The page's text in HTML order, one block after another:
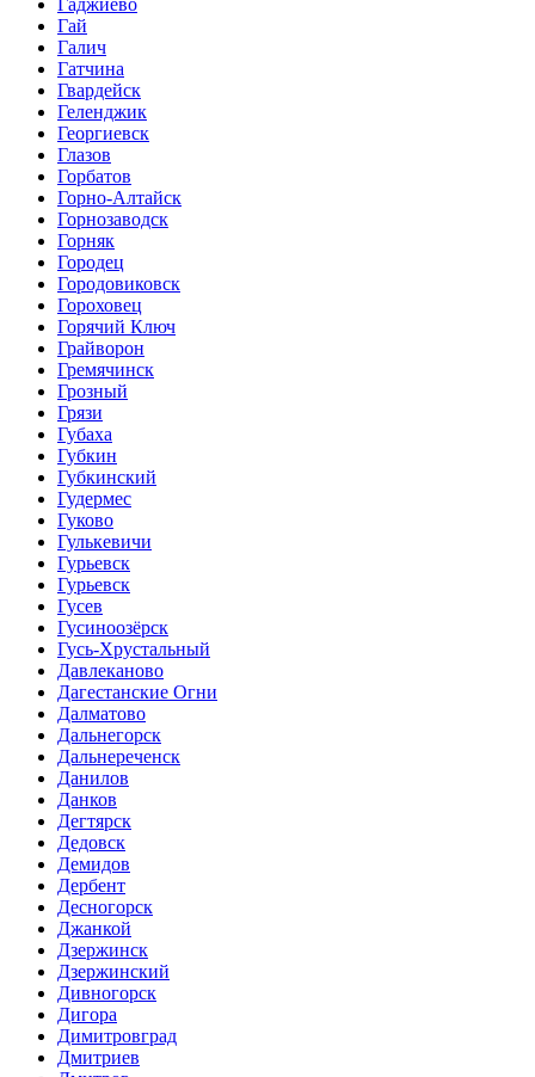
Гай
Галич
Гатчина
Гвардейск
Геленджик
Георгиевск
Глазов
Горбатов
Горно-Алтайск
Горнозаводск
Горняк
Городец
Городовиковск
Гороховец
Горячий Ключ
Грайворон
Гремячинск
Грозный
Грязи
Губаха
Губкин
Губкинский
Гудермес
Гуково
Гулькевичи
Гурьевск
Гурьевск
Гусев
Гусиноозёрск
Гусь-Хрустальный
Давлеканово
Дагестанские Огни
Далматово
Дальнегорск
Дальнереченск
Данилов
Данков
Дегтярск
Дедовск
Демидов
Дербент
Десногорск
Джанкой
Дзержинск
Дзержинский
Дивногорск
Дигора
Димитровград
Дмитриев